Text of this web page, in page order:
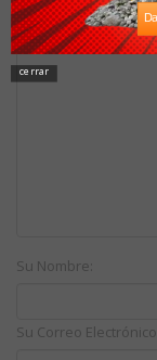
Su Nombre:
Su Correo Electrónico:
cerrar